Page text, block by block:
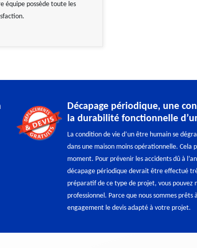
équipe possède toute les
Décapage périodique, une
la durabilité fonctionnelle
La condition de vie d’un être humain se
dans une maison moins opérationnelle.
moment. Pour prévenir les accidents dû à
décapage périodique devrait être effectué
préparatif de ce type de projet, vous pouvez
professionnel. Parce que nous sommes
engagement le devis adapté à votre projet.